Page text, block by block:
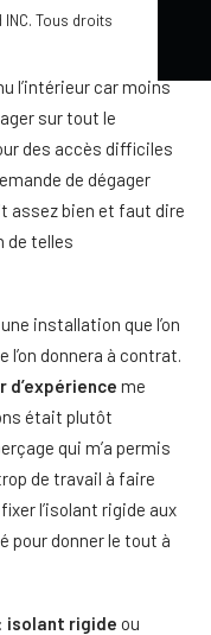
Tous droits
vient le moment
l’intérieur car moins
sur tout le
des accès difficiles
de dégager
assez bien et faut dire
de telles
installation que l’on
donnera à contrat.
d’expérience me
était plutôt
qui m’a permis
de travail à faire
l’isolant rigide aux
pour donner le tout à
isolant rigide ou